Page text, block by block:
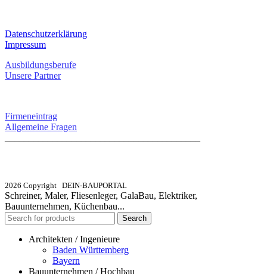
Datenschutzerklärung
Impressum
Ausbildungsberufe
Unsere Partner
Firmeneintrag
Allgemeine Fragen
2026 Copyright DEIN-BAUPORTAL
Schreiner, Maler, Fliesenleger, GalaBau, Elektriker,
Bauunternehmen, Küchenbau...
Search
Architekten / Ingenieure
Baden Württemberg
Bayern
Bauunternehmen / Hochbau